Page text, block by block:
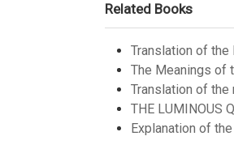
Related Books
Translation of the
The Meanings of
Translation of the
THE LUMINOUS
Explanation of